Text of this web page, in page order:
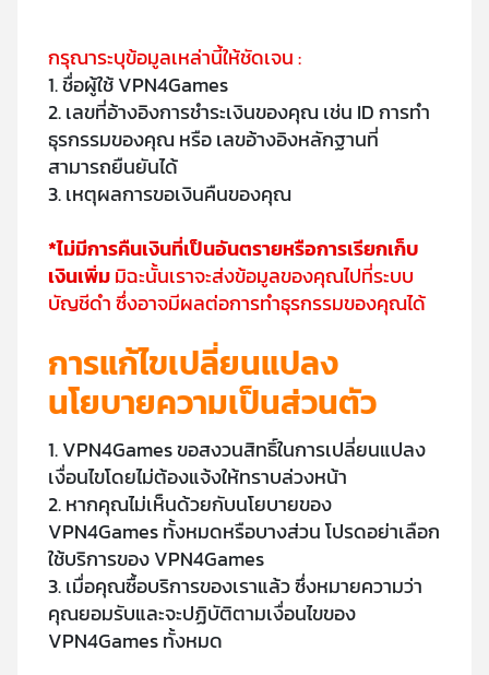
กรุณาระบุข้อมูลเหล่านี้ให้ชัดเจน :
1. ชื่อผู้ใช้ VPN4Games
2. เลขที่อ้างอิงการชำระเงินของคุณ เช่น ID การทำ
ธุรกรรมของคุณ หรือ เลขอ้างอิงหลักฐานที่
สามารถยืนยันได้
3. เหตุผลการขอเงินคืนของคุณ
*ไม่มีการคืนเงินที่เป็นอันตรายหรือการเรียกเก็บ
เงินเพิ่มมิฉะนั้นเราจะส่งข้อมูลของคุณไปที่ระบบ
บัญชีดำ ซึ่งอาจมีผลต่อการทำธุรกรรมของคุณได้
การแก้ไขเปลี่ยนแปลง
นโยบายความเป็นส่วนตัว
1. VPN4Games ขอสงวนสิทธิ์ในการเปลี่ยนแปลง
เงื่อนไขโดยไม่ต้องแจ้งให้ทราบล่วงหน้า
2. หากคุณไม่เห็นด้วยกับนโยบายของ
VPN4Games ทั้งหมดหรือบางส่วน โปรดอย่าเลือก
ใช้บริการของ VPN4Games
3. เมื่อคุณซื้อบริการของเราแล้ว ซึ่งหมายความว่า
คุณยอมรับและจะปฏิบัติตามเงื่อนไขของ
VPN4Games ทั้งหมด